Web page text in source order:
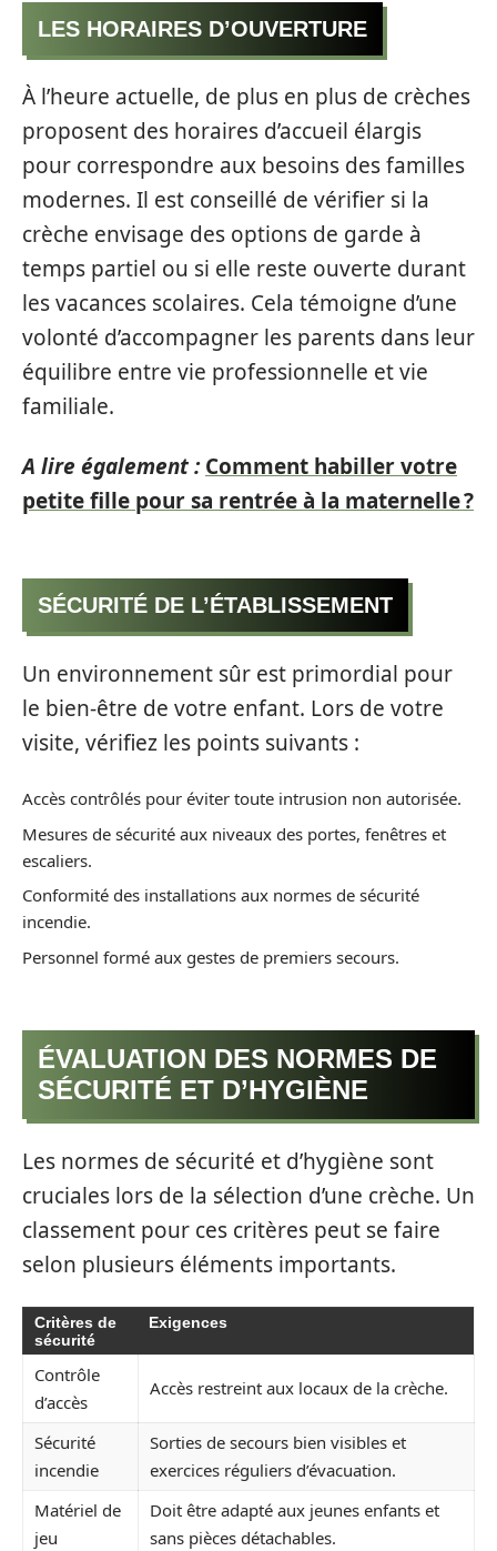
LES HORAIRES D’OUVERTURE
À l’heure actuelle, de plus en plus de crèches
proposent des horaires d’accueil élargis
pour correspondre aux besoins des familles
modernes. Il est conseillé de vérifier si la
crèche envisage des options de garde à
temps partiel ou si elle reste ouverte durant
les vacances scolaires. Cela témoigne d’une
volonté d’accompagner les parents dans leur
équilibre entre vie professionnelle et vie
familiale.
A lire également : Comment habiller votre
petite fille pour sa rentrée à la maternelle ?
SÉCURITÉ DE L’ÉTABLISSEMENT
Un environnement sûr est primordial pour
le bien-être de votre enfant. Lors de votre
visite, vérifiez les points suivants :
Accès contrôlés pour éviter toute intrusion non autorisée.
Mesures de sécurité aux niveaux des portes, fenêtres et
escaliers.
Conformité des installations aux normes de sécurité
incendie.
Personnel formé aux gestes de premiers secours.
ÉVALUATION DES NORMES DE
SÉCURITÉ ET D’HYGIÈNE
Les normes de sécurité et d’hygiène sont
cruciales lors de la sélection d’une crèche. Un
classement pour ces critères peut se faire
selon plusieurs éléments importants.
Critères de
sécurité
Exigences
Contrôle
d’accès
Accès restreint aux locaux de la crèche.
Sécurité
incendie
Sorties de secours bien visibles et
exercices réguliers d’évacuation.
Matériel de
jeu
Doit être adapté aux jeunes enfants et
sans pièces détachables.